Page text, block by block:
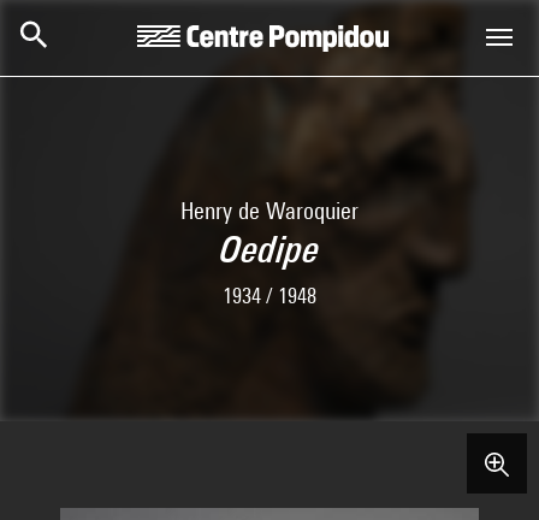
Henry de Waroquier
Oedipe
1934 / 1948